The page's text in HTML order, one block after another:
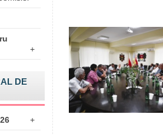
+
DE
+